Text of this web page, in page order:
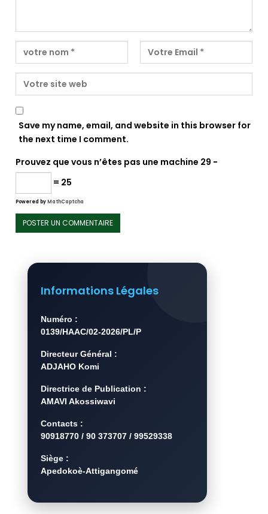
Save my name, email, and website in this browser for
the next time I comment.
Prouvez que vous n’êtes pas une machine 29 −
= 25
Powered byMathCaptcha
Informations Légales
Numéro :
0139/HAAC/02-2026/PL/P
Directeur Général :
ADJAHO Komi
Directrice de Publication :
AMAVI Akossiwavi
Contacts :
90918770 / 90 373707 / 99529338
Siège :
Apedokoè-Attigangomé